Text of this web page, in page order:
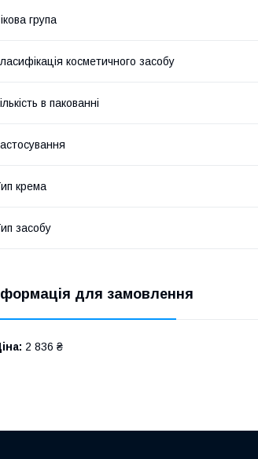
група
косметичного засобу
в пакованні
крема
засобу
для замовлення
2 836 ₴